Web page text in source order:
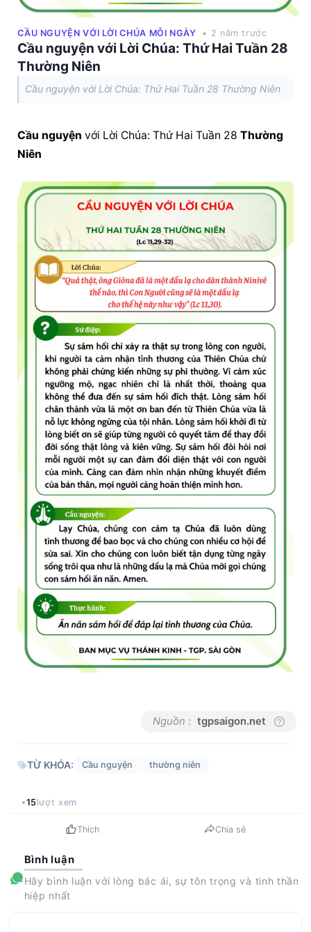
CẦU NGUYỆN VỚI LỜI CHÚA MỖI NGÀY • 2 năm trước
Cầu nguyện với Lời Chúa: Thứ Hai Tuần 28
Thường Niên
Cầu nguyện với Lời Chúa: Thứ Hai Tuần 28 Thường Niên
Cầu nguyện với Lời Chúa: Thứ Hai Tuần 28 Thường
Niên
Nguồn : tgpsaigon.net
TỪ KHÓA: Cầu nguyện thường niên
15 lượt xem
Thích Chia sẻ
Bình luận
Hãy bình luận với lòng bác ái, sự tôn trọng và tinh thần
hiệp nhất